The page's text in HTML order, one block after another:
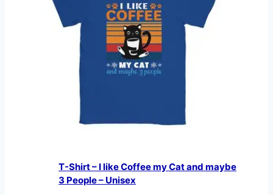
T-Shirt – I like Coffee my Cat and maybe
3 People – Unisex